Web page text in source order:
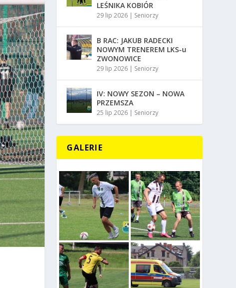
LEŚNIKA KOBIÓR
29 lip 2026 | Seniorzy
B RAC: JAKUB RADECKI
NOWYM TRENEREM LKS-u
ZWONOWICE
29 lip 2026 | Seniorzy
IV: NOWY SEZON – NOWA
PRZEMSZA
25 lip 2026 | Seniorzy
GALERIE